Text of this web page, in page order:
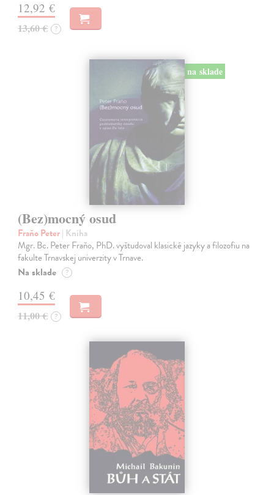
12,92 €
13,60 € ?
na sklade
(Bez)mocný osud
Fraňo Peter| Kniha
Mgr. Bc. Peter Fraňo, PhD. vyštudoval klasické jazyky a filozofiu na
fakulte Trnavskej univerzity v Trnave.
Na sklade ?
10,45 €
11,00 € ?